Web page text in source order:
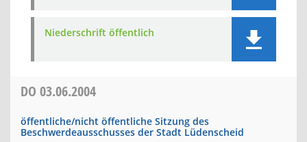
Niederschrift öffentlich
DO 03.06.2004
öffentliche/nicht öffentliche Sitzung des
Beschwerdeausschusses der Stadt Lüdenscheid